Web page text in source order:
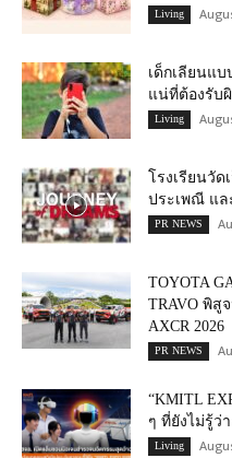
Living
เด็กเลียนแ
แน่ที่ต้องรับ
Living
โรงเรียนวั
ประเพณี แ
PR NEWS
TOYOTA
TRAVO พิสู
AXCR 2026
PR NEWS
“KMITL
ๆ ที่ยังไม่รู้ว่
Living